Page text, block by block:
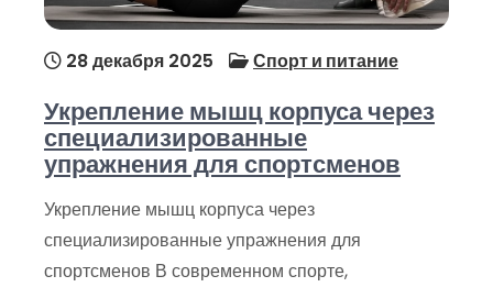
28 декабря 2025 Спорт и питание
Укрепление мышц корпуса через
специализированные
упражнения для спортсменов
Укрепление мышц корпуса через
специализированные упражнения для
спортсменов В современном спорте,